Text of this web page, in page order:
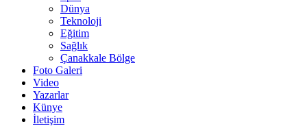
Dünya
Teknoloji
Eğitim
Sağlık
Çanakkale Bölge
Foto Galeri
Video
Yazarlar
Künye
İletişim